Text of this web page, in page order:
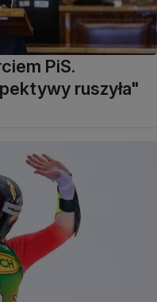
PiS.
ruszyła"